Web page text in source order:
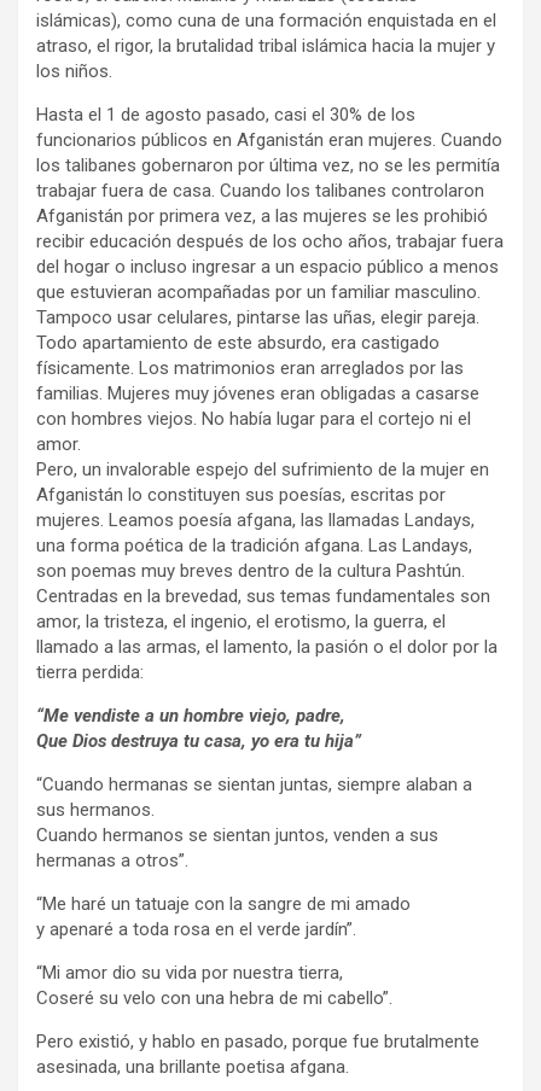
islámicas), como cuna de una formación enquistada en el
atraso, el rigor, la brutalidad tribal islámica hacia la mujer y
los niños.
Hasta el 1 de agosto pasado, casi el 30% de los
funcionarios públicos en Afganistán eran mujeres. Cuando
los talibanes gobernaron por última vez, no se les permitía
trabajar fuera de casa. Cuando los talibanes controlaron
Afganistán por primera vez, a las mujeres se les prohibió
recibir educación después de los ocho años, trabajar fuera
del hogar o incluso ingresar a un espacio público a menos
que estuvieran acompañadas por un familiar masculino.
Tampoco usar celulares, pintarse las uñas, elegir pareja.
Todo apartamiento de este absurdo, era castigado
físicamente. Los matrimonios eran arreglados por las
familias. Mujeres muy jóvenes eran obligadas a casarse
con hombres viejos. No había lugar para el cortejo ni el
amor.
Pero, un invalorable espejo del sufrimiento de la mujer en
Afganistán lo constituyen sus poesías, escritas por
mujeres. Leamos poesía afgana, las llamadas Landays,
una forma poética de la tradición afgana. Las Landays,
son poemas muy breves dentro de la cultura Pashtún.
Centradas en la brevedad, sus temas fundamentales son
amor, la tristeza, el ingenio, el erotismo, la guerra, el
llamado a las armas, el lamento, la pasión o el dolor por la
tierra perdida:
“Me vendiste a un hombre viejo, padre,
Que Dios destruya tu casa, yo era tu hija”
“Cuando hermanas se sientan juntas, siempre alaban a
sus hermanos.
Cuando hermanos se sientan juntos, venden a sus
hermanas a otros”.
“Me haré un tatuaje con la sangre de mi amado
y apenaré a toda rosa en el verde jardín”.
“Mi amor dio su vida por nuestra tierra,
Coseré su velo con una hebra de mi cabello”.
Pero existió, y hablo en pasado, porque fue brutalmente
asesinada, una brillante poetisa afgana.